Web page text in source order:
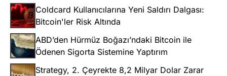
Coldcard Kullanıcılarına Yeni Saldırı Dalgası:
Bitcoin'ler Risk Altında
ABD’den Hürmüz Boğazı’ndaki Bitcoin ile
Ödenen Sigorta Sistemine Yaptırım
Strategy, 2. Çeyrekte 8,2 Milyar Dolar Zarar